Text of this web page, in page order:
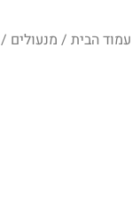
עמוד הבית / מנעולים /